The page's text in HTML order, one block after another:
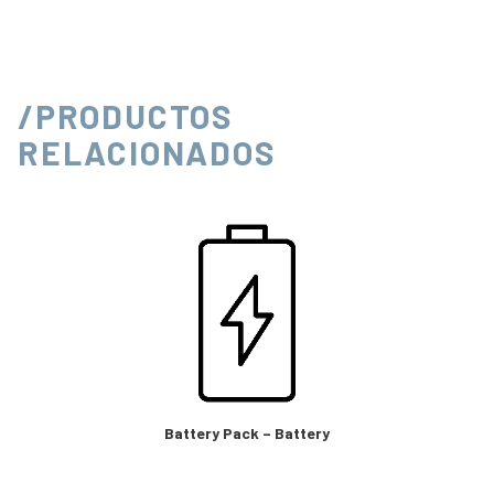
/PRODUCTOS
RELACIONADOS
Battery Pack – Battery